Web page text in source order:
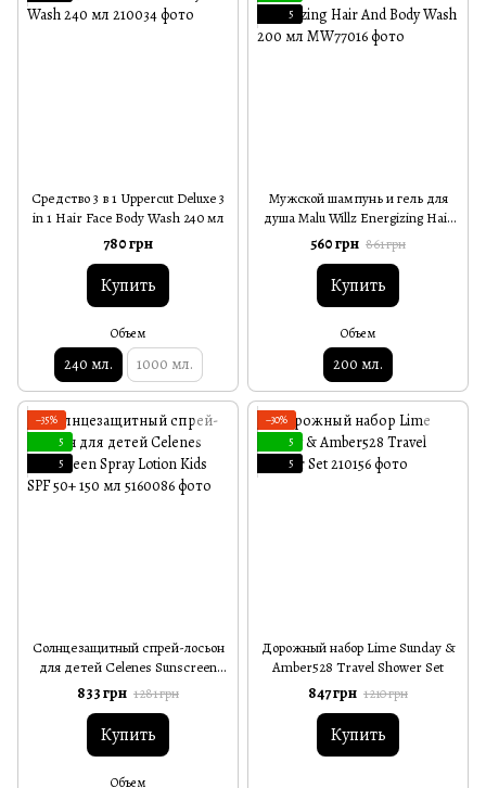
Средство 3 в 1 Uppercut Deluxe 3
in 1 Hair Face Body Wash 240 мл
780 грн
Купить
Объем
240 мл. 1000 мл.
5
Мужской шампунь и гель для
душа Malu Willz Energizing Hair
And Body Wash 200 мл
560 грн 861 грн
Купить
Объем
200 мл.
−35%
5
5
Солнцезащитный спрей-лосьон
для детей Celenes Sunscreen
Spray Lotion Kids SPF 50+ 150 мл
833 грн 1 281 грн
Купить
Объем
−30%
5
5
Дорожный набор Lime Sunday &
Amber528 Travel Shower Set
847 грн 1 210 грн
Купить